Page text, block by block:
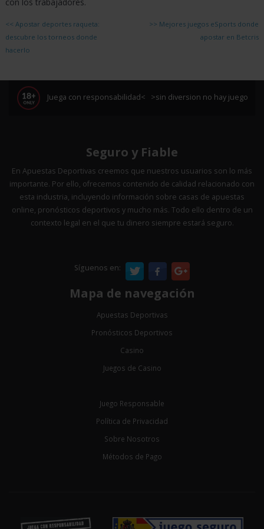
<< Apostar deportes raqueta:
descubre los torneos donde
hacerlo
>> Mejores juegos eSports donde
apostar en Betcris
Juega con responsabilidad< >sin diversion no hay juego
Seguro y Fiable
En Apuestas Deportivas creemos que nuestros usuarios son lo más
importante. Por ello, ofrecemos contenido de calidad relacionado con
esta industria, incluyendo información sobre casas de apuestas
online, pronósticos deportivos y mucho más. Todo ello dentro de un
contexto legal en el que tu dinero siempre estará seguro.
Síguenos en:
Mapa de navegación
Apuestas Deportivas
Pronósticos Deportivos
Casino
Juegos de Casino
Juego Responsable
Política de Privacidad
Sobre Nosotros
Métodos de Pago